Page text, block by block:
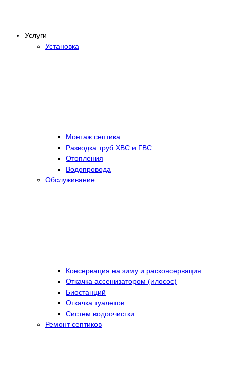
Услуги
Установка
Монтаж септика
Разводка труб ХВС и ГВС
Отопления
Водопровода
Обслуживание
Консервация на зиму и расконсервация
Откачка ассенизатором (илосос)
Биостанций
Откачка туалетов
Систем водоочистки
Ремонт септиков